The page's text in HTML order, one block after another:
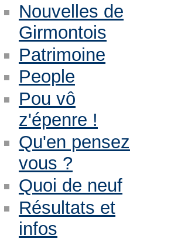
Nouvelles de
Girmontois
Patrimoine
People
Pou vô
z'épenre !
Qu'en pensez
vous ?
Quoi de neuf
Résultats et
infos